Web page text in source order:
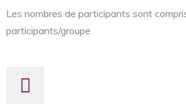
Les nombres de participants sont
participants/groupe